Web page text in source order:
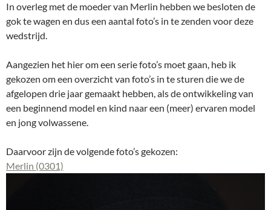
In overleg met de moeder van Merlin hebben we besloten de
gok te wagen en dus een aantal foto’s in te zenden voor deze
wedstrijd.
Aangezien het hier om een serie foto’s moet gaan, heb ik
gekozen om een overzicht van foto’s in te sturen die we de
afgelopen drie jaar gemaakt hebben, als de ontwikkeling van
een beginnend model en kind naar een (meer) ervaren model
en jong volwassene.
Daarvoor zijn de volgende foto’s gekozen:
Merlin (0301)